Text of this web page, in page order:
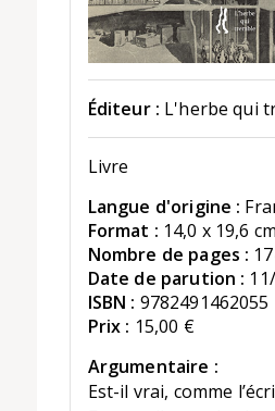
Éditeur : L'herbe qui
Livre
Langue d'origine :
Format : 14,0 x 19,6 cm
Nombre de pages :
Date de parution :
ISBN : 9782491462055
Prix : 15,00 €
Argumentaire :
Est-il vrai, comme